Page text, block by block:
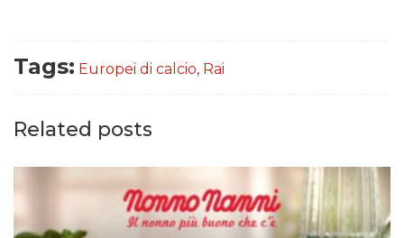
RICERCHE
PREVISIONI/SCENARI
Tags: Europei di calcio, Rai
Related posts